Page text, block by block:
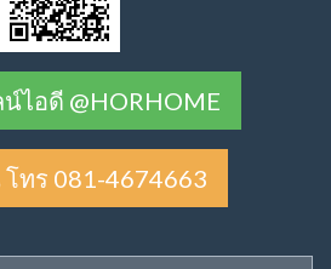
ไอดี @HORHOME
ทร 081-4674663